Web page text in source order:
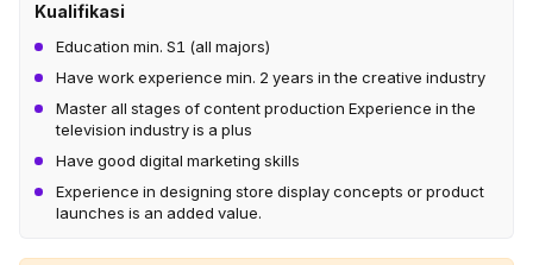
Kualifikasi
Education min. S1 (all majors)
Have work experience min. 2 years in the creative industry
Master all stages of content production Experience in the
television industry is a plus
Have good digital marketing skills
Experience in designing store display concepts or product
launches is an added value.